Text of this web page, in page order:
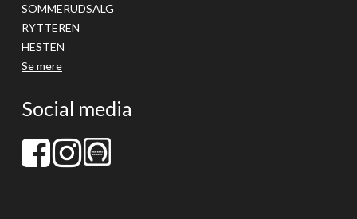
SOMMERUDSALG
RYTTEREN
HESTEN
Se mere
Social media